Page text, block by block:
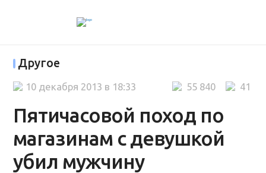
Другое
Пятичасовой поход по
магазинам с девушкой
убил мужчину
41
55 840
10 декабря 2013 в 18:33